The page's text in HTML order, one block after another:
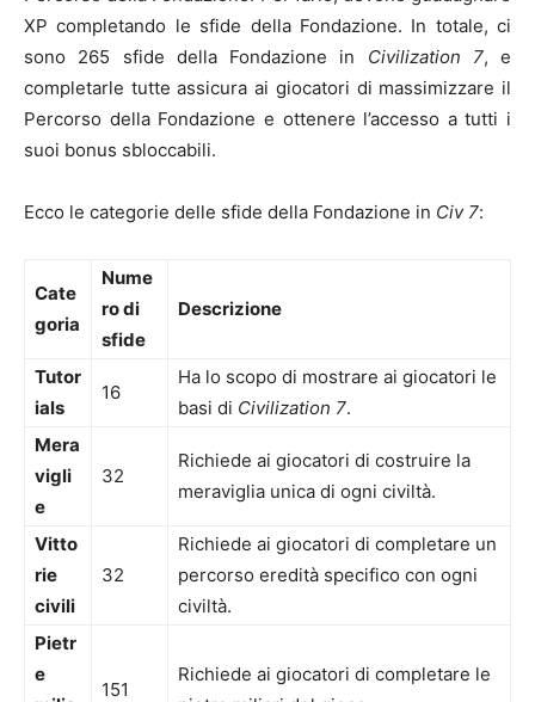
XP completando le sfide della Fondazione. In totale, ci
sono 265 sfide della Fondazione in Civilization 7, e
completarle tutte assicura ai giocatori di massimizzare il
Percorso della Fondazione e ottenere l’accesso a tutti i
suoi bonus sbloccabili.
Ecco le categorie delle sfide della Fondazione in Civ 7:
Cate
goria
Nume
ro di
sfide
Descrizione
Tutor
ials
16
Ha lo scopo di mostrare ai giocatori le
basi di Civilization 7.
Mera
vigli
e
32
Richiede ai giocatori di costruire la
meraviglia unica di ogni civiltà.
Vitto
rie
civili
32
Richiede ai giocatori di completare un
percorso eredità specifico con ogni
civiltà.
Pietr
e
151
Richiede ai giocatori di completare le